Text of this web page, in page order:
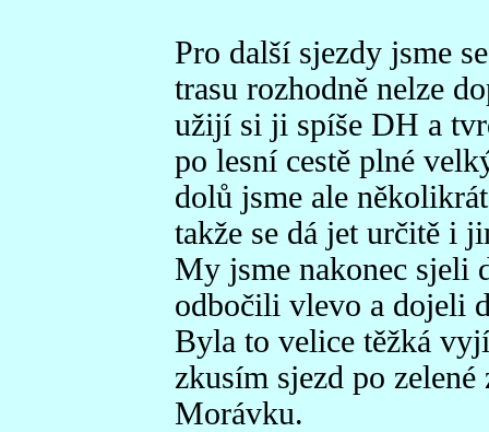
Pro další sjezdy jsme
trasu rozhodně nelze
užijí si ji spíše DH a
po lesní cestě plné
dolů jsme ale
takže se dá jet určitě i
My jsme nakonec sjeli
odbočili vlevo a dojeli
Byla to velice těžká
zkusím sjezd po
Morávku.